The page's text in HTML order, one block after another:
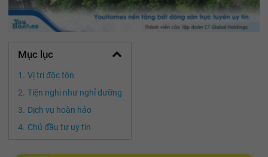
Mục lục
Vị trí độc tôn
Tiện nghi như nghỉ dưỡng
Dịch vụ hoàn hảo
Chủ đầu tư uy tín